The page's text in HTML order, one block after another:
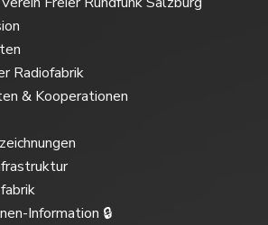
Radiofabrik
& Kooperationen
Information 🔒